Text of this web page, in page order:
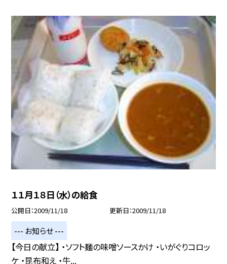
１１月１８日（水）の給食
公開日 2009/11/18 更新日 2009/11/18
--- お知らせ ---
【今日の献立】 ・ソフト麺の味噌ソースかけ ・いがぐりコロッ
ケ ・昆布和え ・牛...